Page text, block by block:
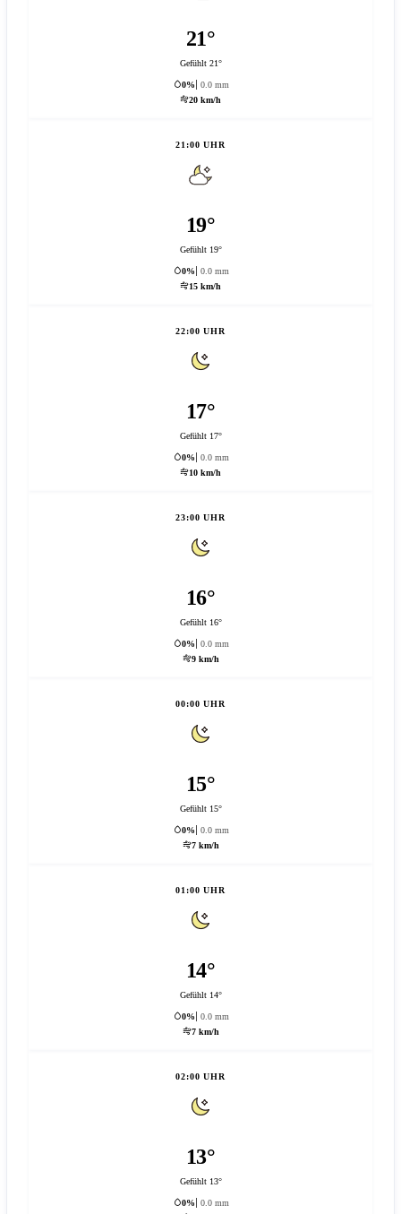
21°
Gefühlt 21°
0%
0.0 mm
20 km/h
21:00 UHR
19°
Gefühlt 19°
0%
0.0 mm
15 km/h
22:00 UHR
17°
Gefühlt 17°
0%
0.0 mm
10 km/h
23:00 UHR
16°
Gefühlt 16°
0%
0.0 mm
9 km/h
00:00 UHR
15°
Gefühlt 15°
0%
0.0 mm
7 km/h
01:00 UHR
14°
Gefühlt 14°
0%
0.0 mm
7 km/h
02:00 UHR
13°
Gefühlt 13°
0%
0.0 mm